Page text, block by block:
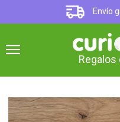
Envío
Regalos